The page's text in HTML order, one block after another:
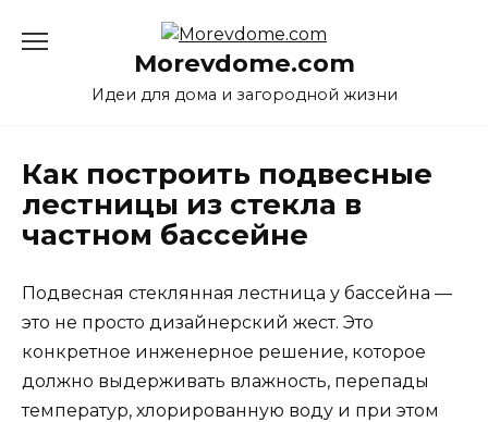
Morevdome.com
Идеи для дома и загородной жизни
Как построить подвесные
лестницы из стекла в
частном бассейне
Подвесная стеклянная лестница у бассейна —
это не просто дизайнерский жест. Это
конкретное инженерное решение, которое
должно выдерживать влажность, перепады
температур, хлорированную воду и при этом